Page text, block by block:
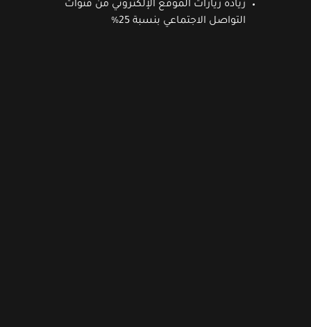
زيادة زيارات الموقع الإلكتروني من قنوات
التواصل الاجتماعي بنسبة 25%